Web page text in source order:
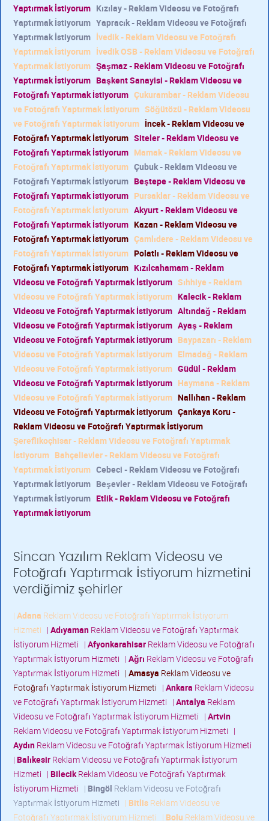
Yaptırmak İstiyorum Kızılay - Reklam Videosu ve Fotoğrafı
Yaptırmak İstiyorum Yapracık - Reklam Videosu ve Fotoğrafı
Yaptırmak İstiyorum İvedik - Reklam Videosu ve Fotoğrafı
Yaptırmak İstiyorum İvedik OSB - Reklam Videosu ve Fotoğrafı
Yaptırmak İstiyorum Şaşmaz - Reklam Videosu ve Fotoğrafı
Yaptırmak İstiyorum Başkent Sanayisi - Reklam Videosu ve
Fotoğrafı Yaptırmak İstiyorum Çukurambar - Reklam Videosu
ve Fotoğrafı Yaptırmak İstiyorum Söğütözü - Reklam Videosu
ve Fotoğrafı Yaptırmak İstiyorum İncek - Reklam Videosu ve
Fotoğrafı Yaptırmak İstiyorum Siteler - Reklam Videosu ve
Fotoğrafı Yaptırmak İstiyorum Mamak - Reklam Videosu ve
Fotoğrafı Yaptırmak İstiyorum Çubuk - Reklam Videosu ve
Fotoğrafı Yaptırmak İstiyorum Beştepe - Reklam Videosu ve
Fotoğrafı Yaptırmak İstiyorum Pursaklar - Reklam Videosu ve
Fotoğrafı Yaptırmak İstiyorum Akyurt - Reklam Videosu ve
Fotoğrafı Yaptırmak İstiyorum Kazan - Reklam Videosu ve
Fotoğrafı Yaptırmak İstiyorum Çamlıdere - Reklam Videosu ve
Fotoğrafı Yaptırmak İstiyorum Polatlı - Reklam Videosu ve
Fotoğrafı Yaptırmak İstiyorum Kızılcahamam - Reklam
Videosu ve Fotoğrafı Yaptırmak İstiyorum Sıhhiye - Reklam
Videosu ve Fotoğrafı Yaptırmak İstiyorum Kalecik - Reklam
Videosu ve Fotoğrafı Yaptırmak İstiyorum Altındağ - Reklam
Videosu ve Fotoğrafı Yaptırmak İstiyorum Ayaş - Reklam
Videosu ve Fotoğrafı Yaptırmak İstiyorum Baypazarı - Reklam
Videosu ve Fotoğrafı Yaptırmak İstiyorum Elmadağ - Reklam
Videosu ve Fotoğrafı Yaptırmak İstiyorum Güdül - Reklam
Videosu ve Fotoğrafı Yaptırmak İstiyorum Haymana - Reklam
Videosu ve Fotoğrafı Yaptırmak İstiyorum Nallıhan - Reklam
Videosu ve Fotoğrafı Yaptırmak İstiyorum Çankaya Koru -
Reklam Videosu ve Fotoğrafı Yaptırmak İstiyorum
Şereflikoçhisar - Reklam Videosu ve Fotoğrafı Yaptırmak
İstiyorum Bahçelievler - Reklam Videosu ve Fotoğrafı
Yaptırmak İstiyorum Cebeci - Reklam Videosu ve Fotoğrafı
Yaptırmak İstiyorum Beşevler - Reklam Videosu ve Fotoğrafı
Yaptırmak İstiyorum Etlik - Reklam Videosu ve Fotoğrafı
Yaptırmak İstiyorum
Sincan Yazılım Reklam Videosu ve
Fotoğrafı Yaptırmak İstiyorum hizmetini
verdiğimiz şehirler
| Adana Reklam Videosu ve Fotoğrafı Yaptırmak İstiyorum
Hizmeti | Adıyaman Reklam Videosu ve Fotoğrafı Yaptırmak
İstiyorum Hizmeti | Afyonkarahisar Reklam Videosu ve Fotoğrafı
Yaptırmak İstiyorum Hizmeti | Ağrı Reklam Videosu ve Fotoğrafı
Yaptırmak İstiyorum Hizmeti | Amasya Reklam Videosu ve
Fotoğrafı Yaptırmak İstiyorum Hizmeti | Ankara Reklam Videosu
ve Fotoğrafı Yaptırmak İstiyorum Hizmeti | Antalya Reklam
Videosu ve Fotoğrafı Yaptırmak İstiyorum Hizmeti | Artvin
Reklam Videosu ve Fotoğrafı Yaptırmak İstiyorum Hizmeti |
Aydın Reklam Videosu ve Fotoğrafı Yaptırmak İstiyorum Hizmeti
| Balıkesir Reklam Videosu ve Fotoğrafı Yaptırmak İstiyorum
Hizmeti | BilecikReklam Videosu ve Fotoğrafı Yaptırmak
İstiyorum Hizmeti | Bingöl Reklam Videosu ve Fotoğrafı
Yaptırmak İstiyorum Hizmeti | Bitlis Reklam Videosu ve
Fotoğrafı Yaptırmak İstiyorum Hizmeti | Bolu Reklam Videosu ve